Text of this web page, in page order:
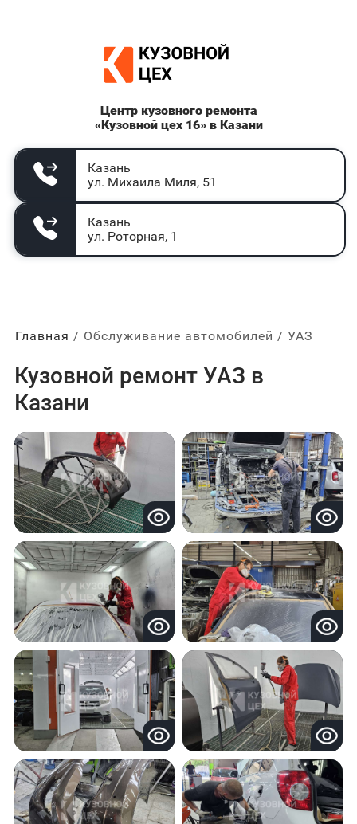
Центр кузовного ремонта
«Кузовной цех 16» в Казани
Казань
ул. Михаила Миля, 51
Казань
ул. Роторная, 1
Главная Обслуживание автомобилей УАЗ
Кузовной ремонт УАЗ в
Казани